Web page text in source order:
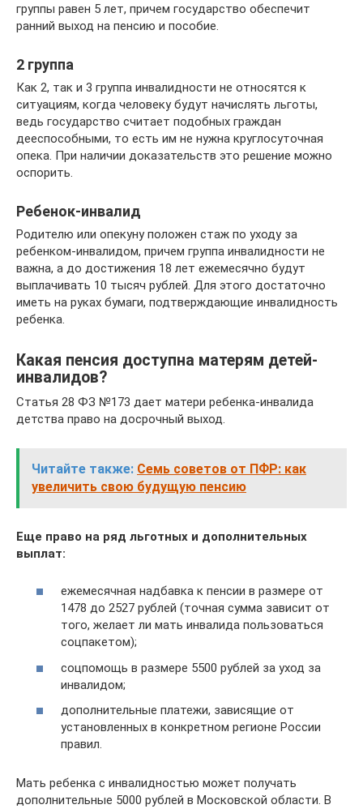
группы равен 5 лет, причем государство обеспечит
ранний выход на пенсию и пособие.
2 группа
Как 2, так и 3 группа инвалидности не относятся к
ситуациям, когда человеку будут начислять льготы,
ведь государство считает подобных граждан
дееспособными, то есть им не нужна круглосуточная
опека. При наличии доказательств это решение можно
оспорить.
Ребенок-инвалид
Родителю или опекуну положен стаж по уходу за
ребенком-инвалидом, причем группа инвалидности не
важна, а до достижения 18 лет ежемесячно будут
выплачивать 10 тысяч рублей. Для этого достаточно
иметь на руках бумаги, подтверждающие инвалидность
ребенка.
Какая пенсия доступна матерям детей-
инвалидов?
Статья 28 ФЗ №173 дает матери ребенка-инвалида
детства право на досрочный выход.
Читайте также: Семь советов от ПФР: как
увеличить свою будущую пенсию
Еще право на ряд льготных и дополнительных
выплат:
ежемесячная надбавка к пенсии в размере от
1478 до 2527 рублей (точная сумма зависит от
того, желает ли мать инвалида пользоваться
соцпакетом);
соцпомощь в размере 5500 рублей за уход за
инвалидом;
дополнительные платежи, зависящие от
установленных в конкретном регионе России
правил.
Мать ребенка с инвалидностью может получать
дополнительные 5000 рублей в Московской области. В